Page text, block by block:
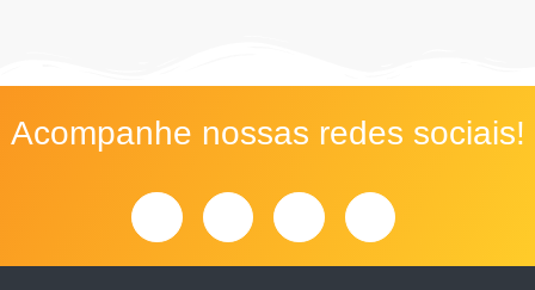
Acompanhe nossas redes sociais!